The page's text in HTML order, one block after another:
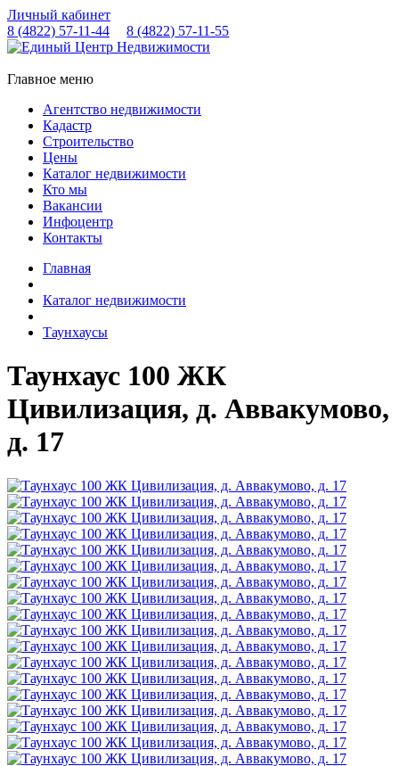
Личный кабинет
8 (4822) 57-11-44 8 (4822) 57-11-55
Главное меню
Агентство недвижимости
Кадастр
Строительство
Цены
Каталог недвижимости
Кто мы
Вакансии
Инфоцентр
Контакты
Главная
Каталог недвижимости
Таунхаусы
Таунхаус 100 ЖК
Цивилизация, д. Аввакумово,
д. 17